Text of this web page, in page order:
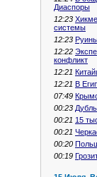
Диаспоры
12:23
системы
12:23
12:22
конфликт
12:21
12:21 В
07:49
00:23
00:21 15
00:21
00:20
00:19